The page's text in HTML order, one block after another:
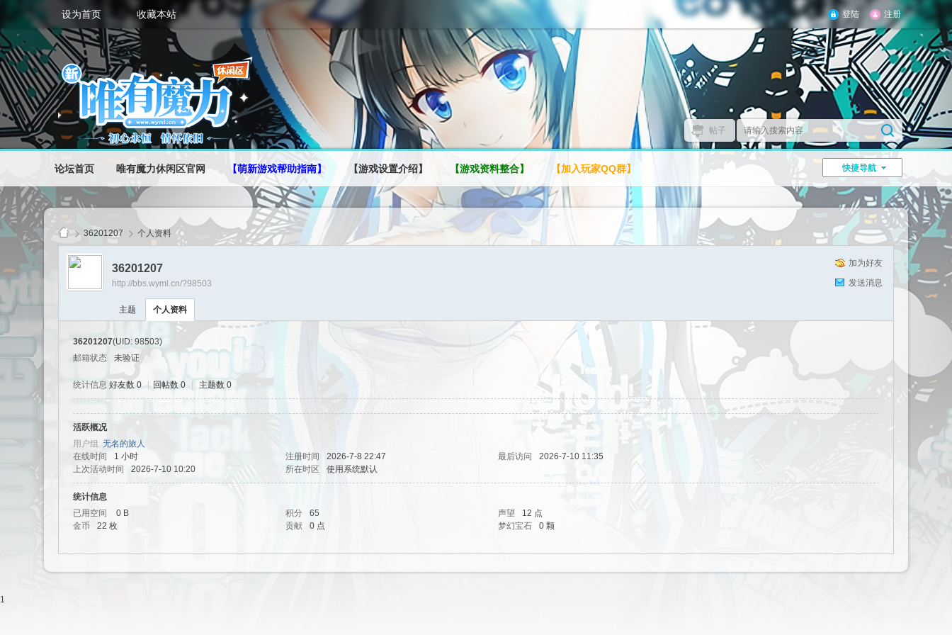
设为首页 收藏本站 登陆 注册
帖子
快捷导航
论坛首页 唯有魔力休闲区官网 【萌新游戏帮助指南】 【游戏设置介绍】 【游戏资料整合】 【加入玩家QQ群】
36201207 个人资料
加为好友
发送消息
36201207
http://bbs.wyml.cn/?98503
主题 个人资料
36201207(UID: 98503)
邮箱状态
未验证
统计信息 好友数 0 | 回帖数 0 主题数 0
活跃概况
用户组 无名的旅人
在线时间
1 小时 注册时间 2026-7-8 22:47 最后访问
2026-7-10 11:35
上次活动时间
2026-7-10 10:20 所在时区 使用系统默认
统计信息
已用空间
0 B 积分 65 声望
12 点
金币
22 枚 贡献 0 点 梦幻宝石 0 颗
1